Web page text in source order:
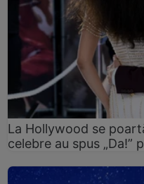
La Hollywood se
celebre au spus „Da!”